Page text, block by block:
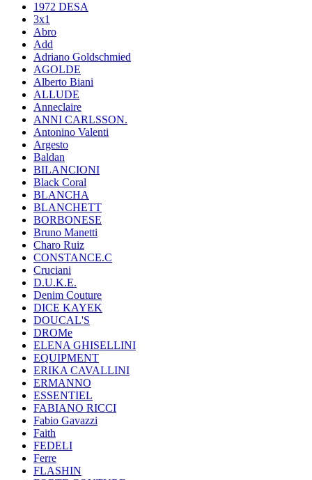
1972 DESA
3x1
Abro
Add
Adriano Goldschmied
AGOLDE
Alberto Biani
ALLUDE
Anneclaire
ANNI CARLSSON.
Antonino Valenti
Argesto
Baldan
BILANCIONI
Black Coral
BLANCHA
BLANCHETT
BORBONESE
Bruno Manetti
Charo Ruiz
CONSTANCE.C
Cruciani
D.U.K.E.
Denim Couture
DICE KAYEK
DOUCAL'S
DROMe
ELENA GHISELLINI
EQUIPMENT
ERIKA CAVALLINI
ERMANNO
ESSENTIEL
FABIANO RICCI
Fabio Gavazzi
Faith
FEDELI
Ferre
FLASHIN